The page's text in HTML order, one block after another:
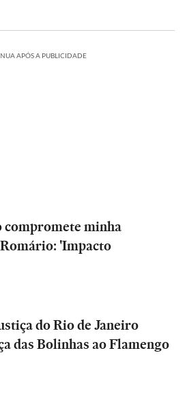
APÓS A PUBLICIDADE
compromete minha
'Impacto
do Rio de Janeiro
das Bolinhas ao Flamengo